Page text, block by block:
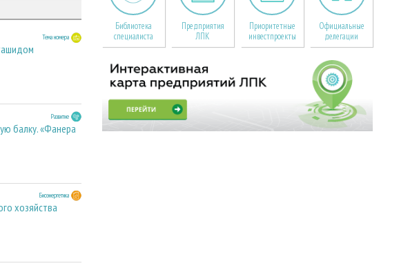
Тема номера
Развитие
балку. «Фанера
Биоэнергетика
хозяйства
Библиотека
специалиста
Предприятия
ЛПК
Приоритетные
инвестпроекты
Официальные
делегации